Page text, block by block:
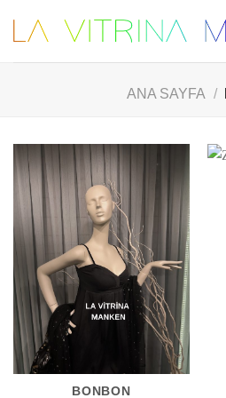
ANA SAYFA /
BONBON